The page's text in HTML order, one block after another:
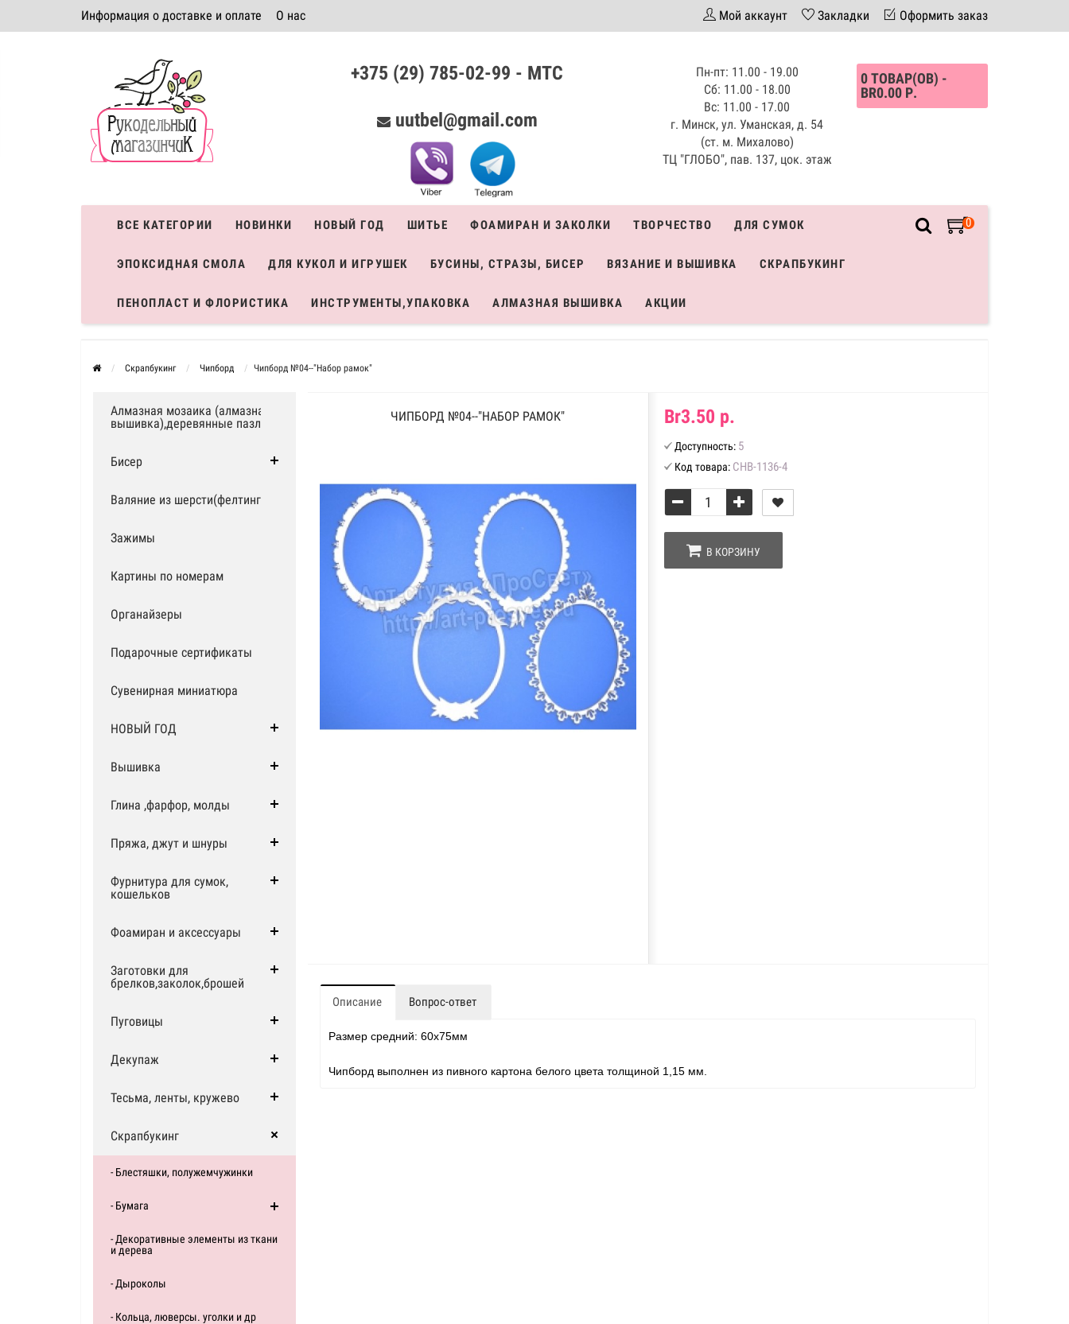
Информация о доставке и оплате О нас
Система скидок
Мой аккаунт Закладки Оформить заказ
+375 (29) 785-02-99 - МТС
uutbel@gmail.com
Пн-пт: 11.00 - 19.00
Сб: 11.00 - 18.00
Вс: 11.00 - 17.00
г. Минск, ул. Уманская, д. 54
(ст. м. Михалово)
ТЦ "ГЛОБО", пав. 137, цок. этаж
0 ТОВАР(ОВ) -
BR0.00 Р.
0
ВСЕ КАТЕГОРИИ НОВИНКИ НОВЫЙ ГОД ШИТЬЕ ФОАМИРАН И ЗАКОЛКИ ТВОРЧЕСТВО ДЛЯ СУМОК
ЭПОКСИДНАЯ СМОЛА ДЛЯ КУКОЛ И ИГРУШЕК БУСИНЫ, СТРАЗЫ, БИСЕР ВЯЗАНИЕ И ВЫШИВКА СКРАПБУКИНГ
ПЕНОПЛАСТ И ФЛОРИСТИКА ИНСТРУМЕНТЫ,УПАКОВКА АЛМАЗНАЯ ВЫШИВКА АКЦИИ
Скрапбукинг Чипборд Чипборд №04--"Набор рамок"
Алмазная мозаика (алмазная
вышивка),деревянные пазлы
Бисер
Валяние из шерсти(фелтинг)
Зажимы
Картины по номерам
Органайзеры
Подарочные сертификаты
Сувенирная миниатюра
НОВЫЙ ГОД
Вышивка
Глина ,фарфор, молды
Пряжа, джут и шнуры
Фурнитура для сумок,
кошельков
Фоамиран и аксессуары
Заготовки для
брелков,заколок,брошей
Пуговицы
Декупаж
Тесьма, ленты, кружево
Скрапбукинг
- Блестяшки, полужемчужинки
- Бумага
- Декоративные элементы из ткани
и дерева
- Дыроколы
- Кольца, люверсы. уголки и др
ЧИПБОРД №04--"НАБОР РАМОК" Br3.50 р.
Доступность:5
Код товара: CHB-1136-4
В КОРЗИНУ
Описание Вопрос-ответ
Размер средний: 60х75мм
Чипборд выполнен из пивного картона белого цвета толщиной 1,15 мм.